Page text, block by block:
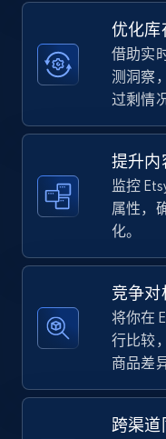
TikTok Shop -
URL, Title,
TikTok Shop -
URL, Title,
price, Final price,
优化库
借助实
测洞察
过剩情
提升内
监控
属性，
化。
竞争对
将你在
行比较
商品差
跨渠道